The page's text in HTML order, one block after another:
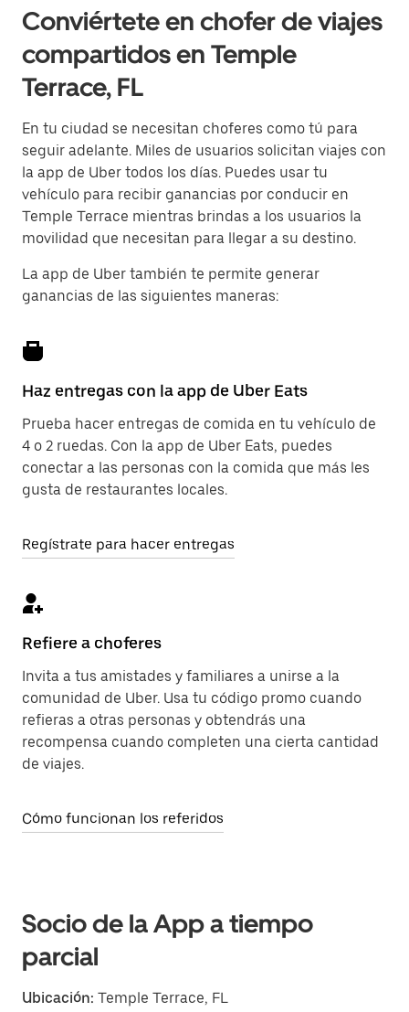
Conviértete en chofer de viajes
compartidos en Temple
Terrace, FL
En tu ciudad se necesitan choferes como tú para
seguir adelante. Miles de usuarios solicitan viajes con
la app de Uber todos los días. Puedes usar tu
vehículo para recibir ganancias por conducir en
Temple Terrace mientras brindas a los usuarios la
movilidad que necesitan para llegar a su destino.
La app de Uber también te permite generar
ganancias de las siguientes maneras:
Haz entregas con la app de Uber Eats
Prueba hacer entregas de comida en tu vehículo de
4 o 2 ruedas. Con la app de Uber Eats, puedes
conectar a las personas con la comida que más les
gusta de restaurantes locales.
Regístrate para hacer entregas
Refiere a choferes
Invita a tus amistades y familiares a unirse a la
comunidad de Uber. Usa tu código promo cuando
refieras a otras personas y obtendrás una
recompensa cuando completen una cierta cantidad
de viajes.
Cómo funcionan los referidos
Socio de la App a tiempo
parcial
Ubicación: Temple Terrace, FL